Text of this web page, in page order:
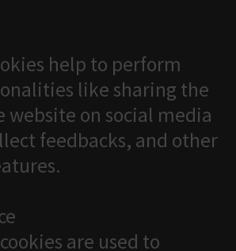
help to perform
like sharing the
website on social media
feedbacks, and other
are used to